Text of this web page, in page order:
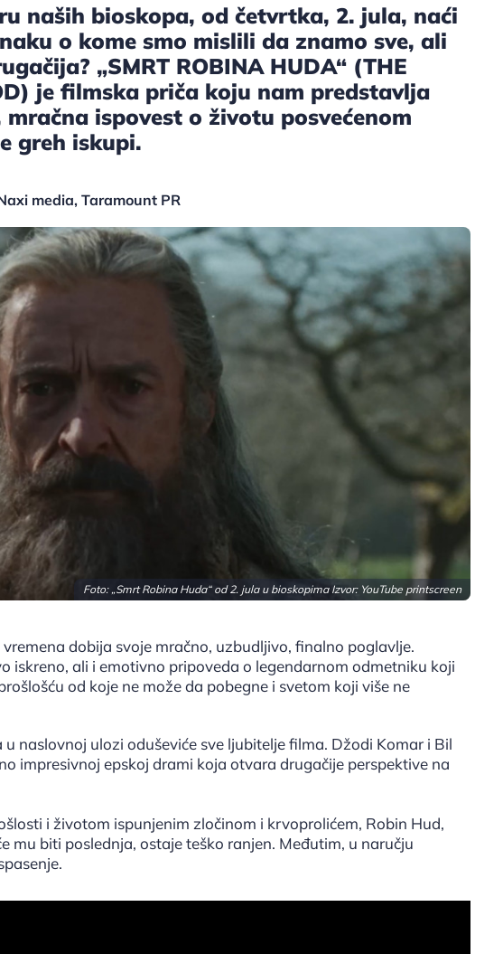
naših bioskopa, od četvrtka, 2. jula, naći
o kome smo mislili da znamo sve, ali
„SMRT ROBINA HUDA“ (THE
je filmska priča koju nam predstavlja
ispovest o životu posvećenom
greh iskupi.
media, Taramount PR
Foto: „Smrt Robina Huda“ od 2. jula u bioskopima Izvor: YouTube printscreen
dobija svoje mračno, uzbudljivo, finalno poglavlje.
iskreno, ali i emotivno pripoveda o legendarnom odmetniku koji
od koje ne može da pobegne i svetom koji više ne
naslovnoj ulozi oduševiće sve ljubitelje filma. Džodi Komar i Bil
impresivnoj epskoj drami koja otvara drugačije perspektive na
i životom ispunjenim zločinom i krvoprolićem, Robin Hud,
mu biti poslednja, ostaje teško ranjen. Međutim, u naručju